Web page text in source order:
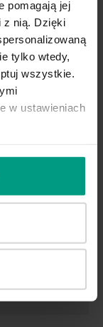
pomagają jej
z nią. Dzięki
tylko wtedy,
wszystkie.
w ustawieniach
WC